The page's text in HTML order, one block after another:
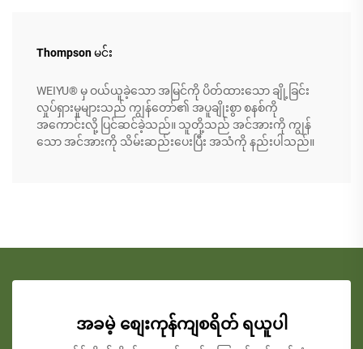
Thompson မင်း
WEIYU® မှ ဝယ်ယူခဲ့သော အမြင်ကို ပိတ်ထားသော ချို့ခြင်း
လှုပ်ရှားမှုများသည် ကျွန်တော်၏ အပူချိုးစွာ စနစ်ကို
အကောင်းလို့ ပြင်ဆင်ခဲ့သည်။ သူတို့သည် အင်အားကို ကျွန်
သော အင်အားကို သိမ်းဆည်းပေးပြီး အသံကို နည်းပါသည်။
အခမဲ့ စျေးကုန်ကျစရိတ် ရယူပါ